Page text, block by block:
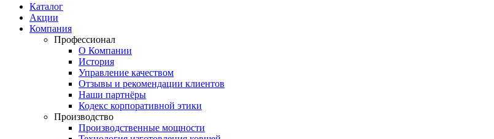
Каталог
Акции
Компания
Профессионал
О Компании
История
Управление качеством
Отзывы и рекомендации клиентов
Наши партнёры
Кодекс корпоративной этики
Производство
Производственные мощности